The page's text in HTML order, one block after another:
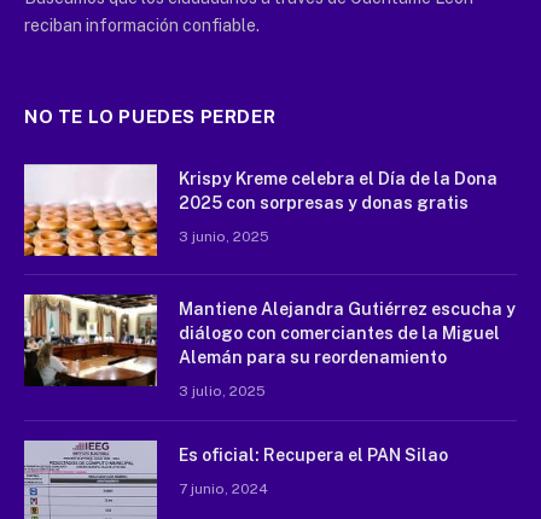
reciban información confiable.
NO TE LO PUEDES PERDER
Krispy Kreme celebra el Día de la Dona
2025 con sorpresas y donas gratis
3 junio, 2025
Mantiene Alejandra Gutiérrez escucha y
diálogo con comerciantes de la Miguel
Alemán para su reordenamiento
3 julio, 2025
Es oficial: Recupera el PAN Silao
7 junio, 2024